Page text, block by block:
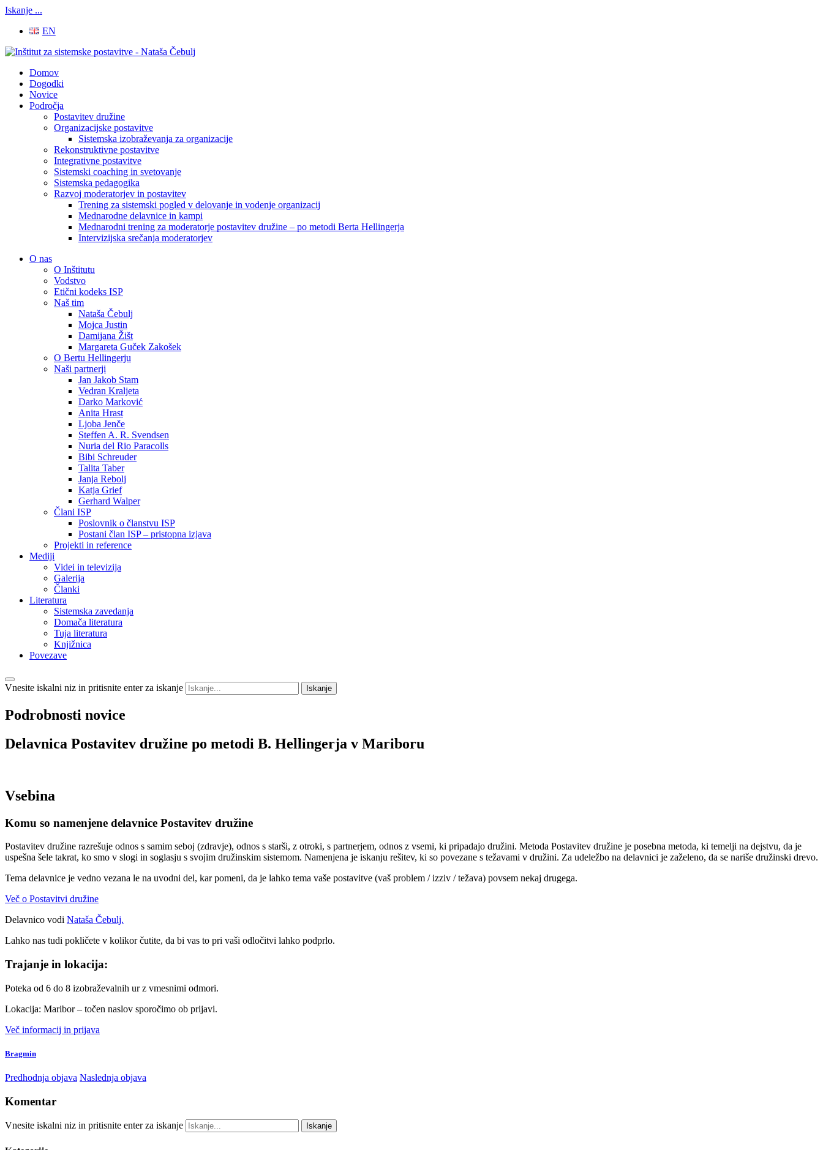
Iskanje ...
EN
Domov
Dogodki
Novice
Področja
Postavitev družine
Organizacijske postavitve
Sistemska izobraževanja za organizacije
Rekonstruktivne postavitve
Integrativne postavitve
Sistemski coaching in svetovanje
Sistemska pedagogika
Razvoj moderatorjev in postavitev
Trening za sistemski pogled v delovanje in vodenje organizacij
Mednarodne delavnice in kampi
Mednarodni trening za moderatorje postavitev družine – po metodi Berta Hellingerja
Intervizijska srečanja moderatorjev
O nas
O Inštitutu
Vodstvo
Etični kodeks ISP
Naš tim
Nataša Čebulj
Mojca Justin
Damijana Žišt
Margareta Guček Zakošek
O Bertu Hellingerju
Naši partnerji
Jan Jakob Stam
Vedran Kraljeta
Darko Marković
Anita Hrast
Ljoba Jenče
Steffen A. R. Svendsen
Nuria del Rio Paracolls
Bibi Schreuder
Talita Taber
Janja Rebolj
Katja Grief
Gerhard Walper
Člani ISP
Poslovnik o članstvu ISP
Postani član ISP – pristopna izjava
Projekti in reference
Mediji
Videi in televizija
Galerija
Članki
Literatura
Sistemska zavedanja
Domača literatura
Tuja literatura
Knjižnica
Povezave
Vnesite iskalni niz in pritisnite enter za iskanje
Podrobnosti novice
Delavnica Postavitev družine po metodi B. Hellingerja v Mariboru
Vsebina
Komu so namenjene delavnice Postavitev družine
Postavitev družine razrešuje odnos s samim seboj (zdravje), odnos s starši, z otroki, s partnerjem, odnos z vsemi, ki pripadajo družini. Metoda Postavitev družine je posebna metoda, ki temelji na dejstvu, da je
uspešna šele takrat, ko smo v slogi in soglasju s svojim družinskim sistemom. Namenjena je iskanju rešitev, ki so povezane s težavami v družini. Za udeležbo na delavnici je zaželeno, da se nariše družinski drevo.
Tema delavnice je vedno vezana le na uvodni del, kar pomeni, da je lahko tema vaše postavitve (vaš problem / izziv / težava) povsem nekaj drugega.
Več o Postavitvi družine
Delavnico vodi Nataša Čebulj.
Lahko nas tudi pokličete v kolikor čutite, da bi vas to pri vaši odločitvi lahko podprlo.
Trajanje in lokacija:
Poteka od 6 do 8 izobraževalnih ur z vmesnimi odmori.
Lokacija: Maribor – točen naslov sporočimo ob prijavi.
Več informacij in prijava
Bragmin
Predhodnja objava Naslednja objava
Komentar
Vnesite iskalni niz in pritisnite enter za iskanje